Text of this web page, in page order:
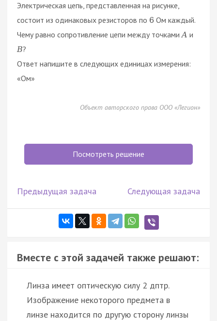
Электрическая цепь, представленная на рисунке,
состоит из одинаковых резисторов по 6 Ом каждый.
Чему равно сопротивление цепи между точкамиA и
B?
Ответ напишите в следующих единицах измерения:
«Ом»
Объект авторского права ООО «Легион»
Посмотреть решение
Предыдущая задача Следующая задача
Вместе с этой задачей также решают:
Линза имеет оптическую силу 2 дптр.
Изображение некоторого предмета в
линзе находится по другую сторону линзы